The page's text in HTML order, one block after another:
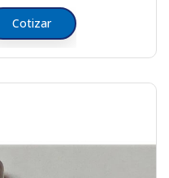
Cotizar